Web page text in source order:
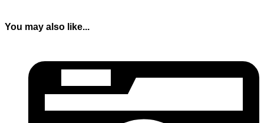
You may also like...